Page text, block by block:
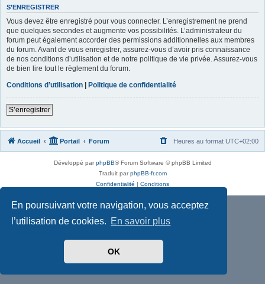
En poursuivant votre navigation, vous acceptez
l’utilisation de cookies. En savoir plus
OK
S’ENREGISTRER
Vous devez être enregistré pour vous connecter. L’enregistrement ne prend
que quelques secondes et augmente vos possibilités. L’administrateur du
forum peut également accorder des permissions additionnelles aux membres
du forum. Avant de vous enregistrer, assurez-vous d’avoir pris connaissance
de nos conditions d’utilisation et de notre politique de vie privée. Assurez-vous
de bien lire tout le règlement du forum.
Conditions d’utilisation | Politique de confidentialité
S’enregistrer
Accueil Portail Forum Heures au format UTC+02:00
Développé parphpBB® Forum Software © phpBB Limited
Traduit parphpBB-fr.com
Confidentialité | Conditions